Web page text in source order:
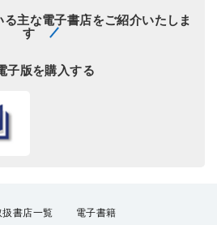
主な電子書店をご紹介いたしま
す
子版を購入する
扱書店一覧
電子書籍